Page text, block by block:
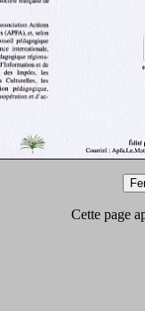
Cette page